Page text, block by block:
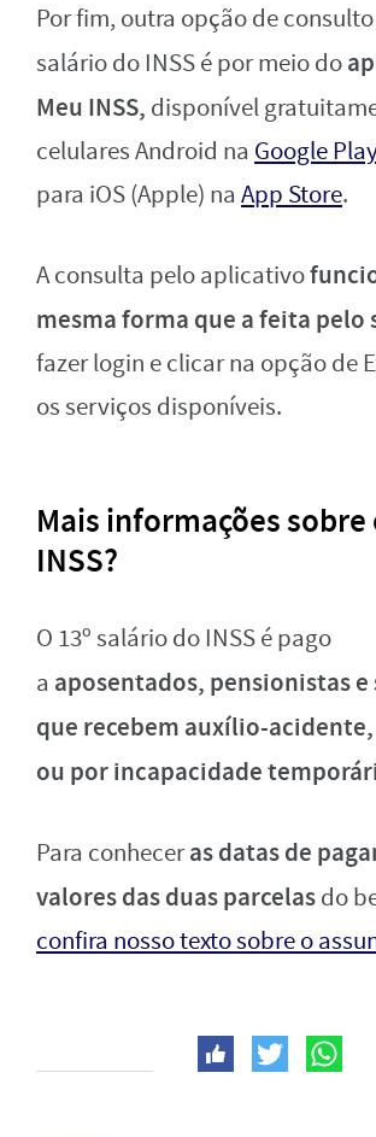
Por fim, outra opção de consulto
salário do INSS é por meio do
Meu INSS, disponível
celulares Android na Google
para iOS (Apple) na App Store.
A consulta pelo aplicativo
mesma forma que a feita pelo
fazer login e clicar na opção de
os serviços disponíveis.
Mais informações sobre
INSS?
O 13º salário do INSS é pago
a aposentados, pensionistas e
que recebem auxílio-
ou por incapacidade
Para conheceras datas de
valores das duas parcelasdo
confira nosso texto sobre o